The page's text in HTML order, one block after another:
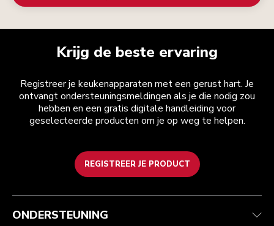
Krijg de beste ervaring
Registreer je keukenapparaten met een gerust hart. Je
ontvangt ondersteuningsmeldingen als je die nodig zou
hebben en een gratis digitale handleiding voor
geselecteerde producten om je op weg te helpen.
REGISTREER JE PRODUCT
Health check
Je bestelling volgen
Garantie en documenten
Algemene voorwaarden
Retournering en terugbetaling
Imprint
Het merk
Zoek een winkel
ONDERSTEUNING